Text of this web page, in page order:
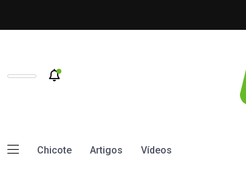
Chicote Artigos Vídeos